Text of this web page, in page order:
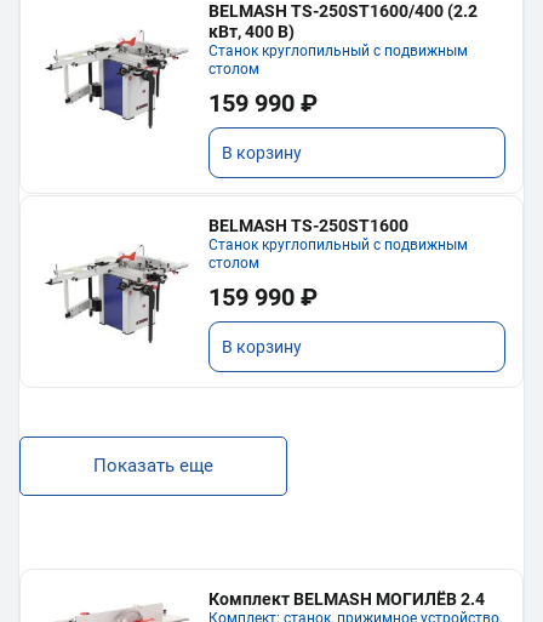
BELMASH TS-250ST1600/400 (2.2
кВт, 400 В)
Станок круглопильный с подвижным
столом
159 990 ₽
В корзину
BELMASH TS-250ST1600
Станок круглопильный с подвижным
столом
159 990 ₽
В корзину
Показать еще
Комплект BELMASH МОГИЛЁВ 2.4
Комплект: станок, прижимное устройство,